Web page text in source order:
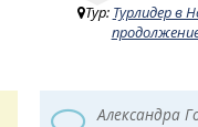
Тур: Турлидер в
Александра